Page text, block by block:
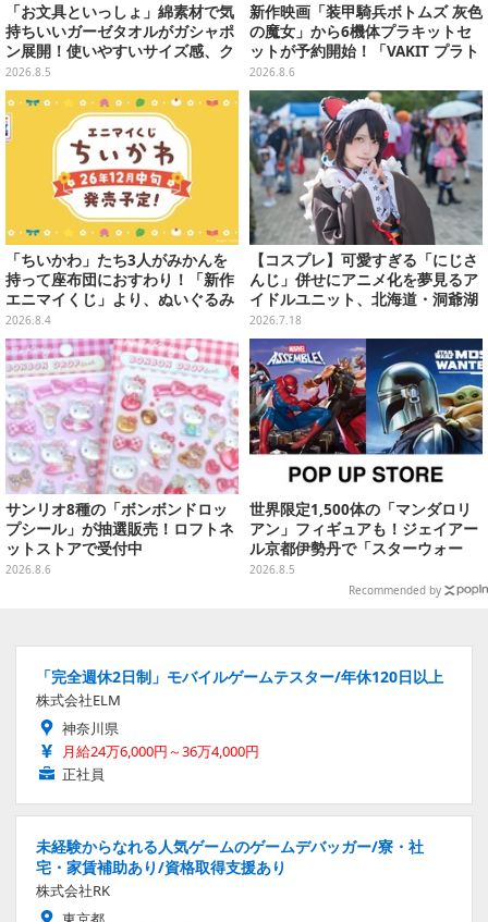
「お文具といっしょ」綿素材で気
持ちいいガーゼタオルがガシャポ
ン展開！使いやすいサイズ感、ク
ールな和柄や可愛らしいお寿司な
ど全4種
2026.8.5
新作映画「装甲騎兵ボトムズ 灰色
の魔女」から6機体プラキットセ
ットが予約開始！「VAKIT プラト
ーン」第1弾、各部関節可動仕様
2026.8.6
「ちいかわ」たち3人がみかんを
持って座布団におすわり！「新作
エニマイくじ」より、ぬいぐるみ
画像が初公開
2026.8.4
【コスプレ】可愛すぎる「にじさ
んじ」併せにアニメ化を夢見るア
イドルユニット、北海道・洞爺湖
に花開く可憐なレイヤー10選【写
真46枚】
2026.7.18
サンリオ8種の「ボンボンドロッ
プシール」が抽選販売！ロフトネ
ットストアで受付中
2026.8.6
世界限定1,500体の「マンダロリ
アン」フィギュアも！ジェイアー
ル京都伊勢丹で「スターウォー
ズ」&「マーベル」ポップアップ
2026.8.5
Recommended by
「完全週休2日制」モバイルゲームテスター/年休120日以上
株式会社ELM
神奈川県
月給24万6,000円～36万4,000円
正社員
未経験からなれる人気ゲームのゲームデバッガー/寮・社
宅・家賃補助あり/資格取得支援あり
株式会社RK